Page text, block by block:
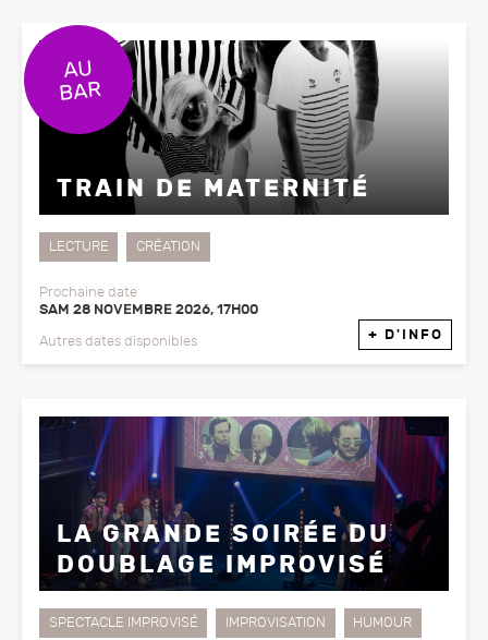
TRAIN DE MATERNITÉ
LECTURE CRÉATION
Prochaine date
SAM 28 NOVEMBRE 2026, 17H00
Autres dates disponibles + D'INFO
LA GRANDE SOIRÉE DU
DOUBLAGE IMPROVISÉ
SPECTACLE IMPROVISÉ IMPROVISATION HUMOUR